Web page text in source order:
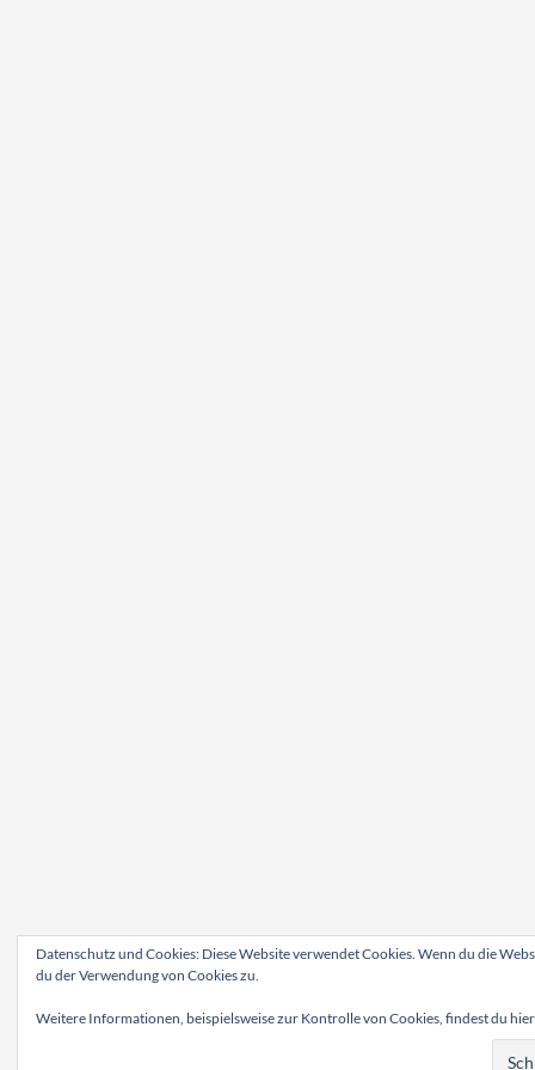
Datenschutz und Cookies: Diese Website verwendet Cookies. Wenn du die
du der Verwendung von Cookies zu.
Weitere Informationen, beispielsweise zur Kontrolle von Cookies, findest du